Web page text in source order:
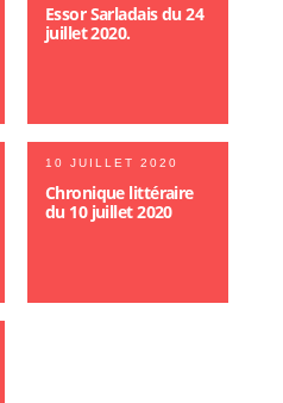
Essor Sarladais du 24
juillet 2020.
10 JUILLET 2020
Chronique littéraire
du 10 juillet 2020